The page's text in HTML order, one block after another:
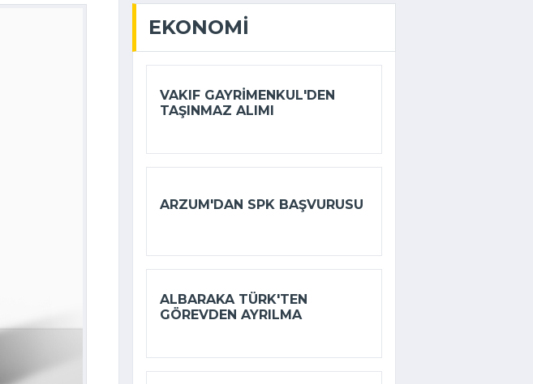
EKONOMI
VAKIF GAYRIMENKUL'DEN
TAŞINMAZ ALIMI
ARZUM'DAN SPK BAŞVURUSU
ALBARAKA TÜRK'TEN
GÖREVDEN AYRILMA